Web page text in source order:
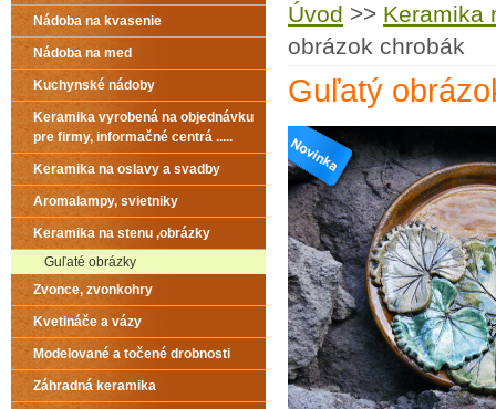
Úvod >> Keramika
obrázok chrobák
Guľatý
Nádoba na kvasenie
Nádoba na med
Kuchynské nádoby
Keramika vyrobená na objednávku
pre firmy, informačné centrá .....
Keramika na oslavy a svadby
Aromalampy, svietniky
Keramika na stenu ,obrázky
Guľaté obrázky
Zvonce, zvonkohry
Kvetináče a vázy
Modelované a točené drobnosti
Záhradná keramika